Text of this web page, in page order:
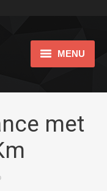
MENU
met